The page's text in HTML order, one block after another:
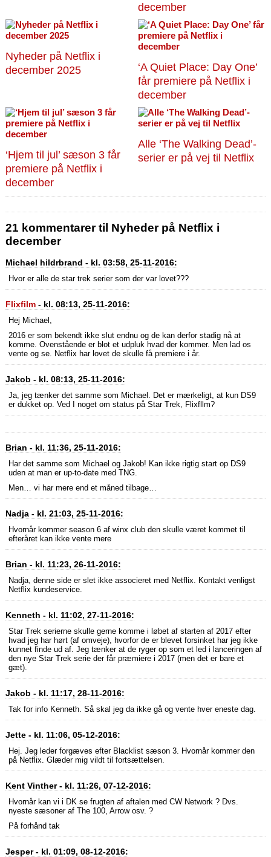
december
Nyheder på Netflix i
december 2025
‘A Quiet Place: Day One’
får premiere på Netflix i
december
‘Hjem til jul’ sæson 3 får
premiere på Netflix i
december
Alle ‘The Walking Dead’-
serier er på vej til Netflix
21 kommentarer til Nyheder på Netflix i
december
Michael hildrbrand - kl. 03:58, 25-11-2016:
Hvor er alle de star trek serier som der var lovet???
Flixfilm- kl. 08:13, 25-11-2016:
Hej Michael,
2016 er som bekendt ikke slut endnu og de kan derfor stadig nå at
komme. Ovenstående er blot et udpluk hvad der kommer. Men lad os
vente og se. Netflix har lovet de skulle få premiere i år.
Jakob - kl. 08:13, 25-11-2016:
Ja, jeg tænker det samme som Michael. Det er mærkeligt, at kun DS9
er dukket op. Ved I noget om status på Star Trek, Flixfllm?
Brian - kl. 11:36, 25-11-2016:
Har det samme som Michael og Jakob! Kan ikke rigtig start op DS9
uden at man er up-to-date med TNG.
Men… vi har mere end et måned tilbage…
Nadja - kl. 21:03, 25-11-2016:
Hvornår kommer season 6 af winx club den skulle været kommet til
efteråret kan ikke vente mere
Brian - kl. 11:23, 26-11-2016:
Nadja, denne side er slet ikke associeret med Netflix. Kontakt venligst
Netflix kundeservice.
Kenneth - kl. 11:02, 27-11-2016:
Star Trek serierne skulle gerne komme i løbet af starten af 2017 efter
hvad jeg har hørt (af omveje), hvorfor de er blevet forsinket har jeg ikke
kunnet finde ud af. Jeg tænker at de ryger op som et led i lanceringen af
den nye Star Trek serie der får præmiere i 2017 (men det er bare et
gæt).
Jakob - kl. 11:17, 28-11-2016:
Tak for info Kenneth. Så skal jeg da ikke gå og vente hver eneste dag.
Jette - kl. 11:06, 05-12-2016:
Hej. Jeg leder forgæves efter Blacklist sæson 3. Hvornår kommer den
på Netflix. Glæder mig vildt til fortsættelsen.
Kent Vinther - kl. 11:26, 07-12-2016:
Hvornår kan vi i DK se frugten af aftalen med CW Network ? Dvs.
nyeste sæsoner af The 100, Arrow osv. ?
På forhånd tak
Jesper - kl. 01:09, 08-12-2016: